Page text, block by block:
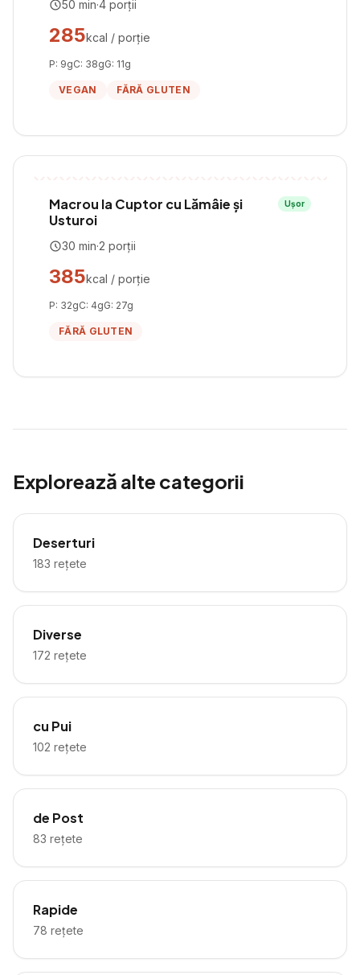
50 min·4 porții
285kcal / porție
P: 9gC: 38gG: 11g
VEGAN FĂRĂ GLUTEN
Macrou la Cuptor cu Lămâie și
Usturoi
Ușor
30 min·2 porții
385kcal / porție
P: 32gC: 4gG: 27g
FĂRĂ GLUTEN
Explorează alte categorii
Deserturi
183 rețete
Diverse
172 rețete
cu Pui
102 rețete
de Post
83 rețete
Rapide
78 rețete